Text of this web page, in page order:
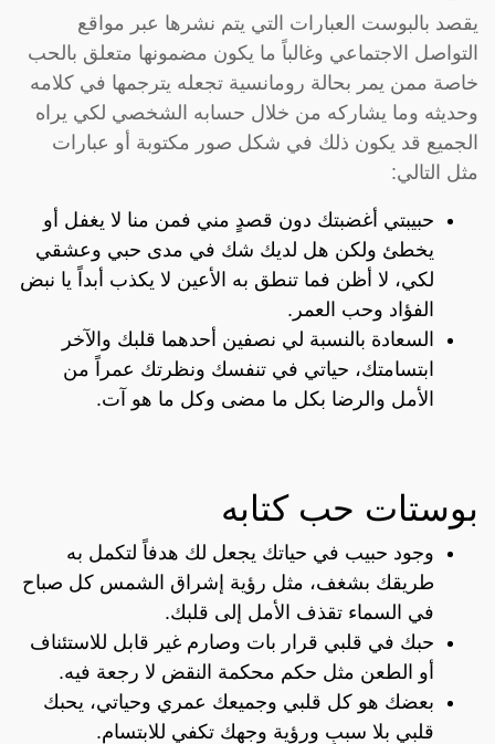
يقصد بالبوست العبارات التي يتم نشرها عبر مواقع
التواصل الاجتماعي وغالباً ما يكون مضمونها متعلق بالحب
خاصة ممن يمر بحالة رومانسية تجعله يترجمها في كلامه
وحديثه وما يشاركه من خلال حسابه الشخصي لكي يراه
الجميع قد يكون ذلك في شكل صور مكتوبة أو عبارات
مثل التالي:
حبيبتي أغضبتك دون قصدٍ مني فمن منا لا يغفل أو
يخطئ ولكن هل لديك شك في مدى حبي وعشقي
لكي، لا أظن فما تنطق به الأعين لا يكذب أبداً يا نبض
الفؤاد وحب العمر.
السعادة بالنسبة لي نصفين أحدهما قلبك والآخر
ابتسامتك، حياتي في تنفسك ونظرتك عمراً من
الأمل والرضا بكل ما مضى وكل ما هو آت.
بوستات حب كتابه
وجود حبيب في حياتك يجعل لك هدفاً لتكمل به
طريقك بشغف، مثل رؤية إشراق الشمس كل صباح
في السماء تقذف الأمل إلى قلبك.
حبك في قلبي قرار بات وصارم غير قابل للاستئناف
أو الطعن مثل حكم محكمة النقض لا رجعة فيه.
بعضك هو كل قلبي وجميعك عمري وحياتي، يحبك
قلبي بلا سببٍ ورؤية وجهك تكفي للابتسام.